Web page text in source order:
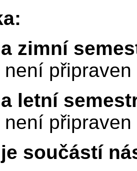
zimní
není připraven
letní
není připraven
součástí